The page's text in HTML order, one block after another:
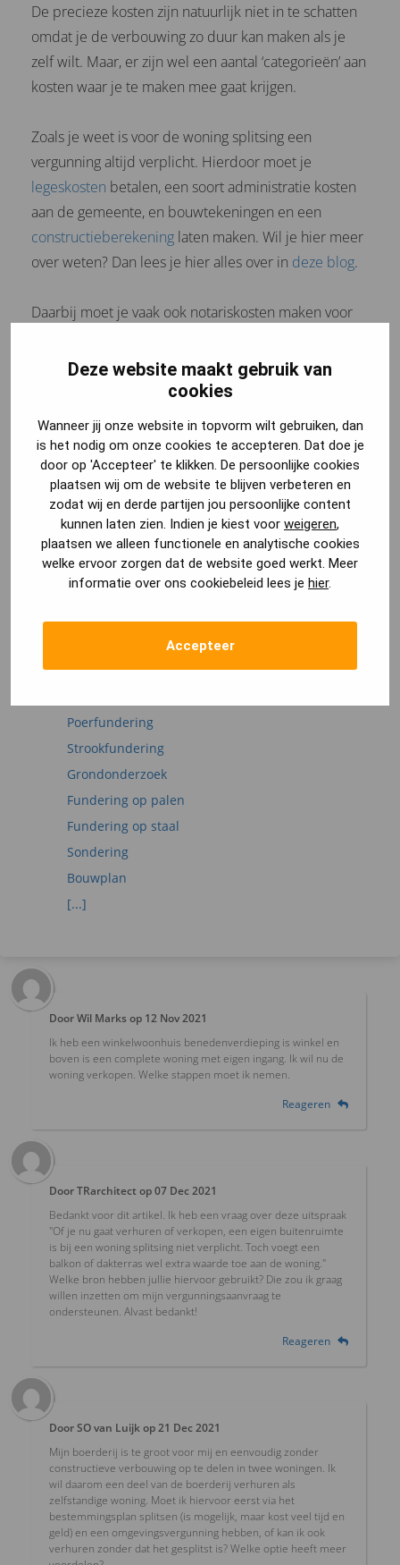
Deze website maakt gebruik van
cookies
Wanneer jij onze website in topvorm wilt gebruiken, dan
is het nodig om onze cookies te accepteren. Dat doe je
door op 'Accepteer' te klikken. De persoonlijke cookies
plaatsen wij om de website te blijven verbeteren en
zodat wij en derde partijen jou persoonlijke content
kunnen laten zien. Indien je kiest voor weigeren,
plaatsen we alleen functionele en analytische cookies
welke ervoor zorgen dat de website goed werkt. Meer
informatie over ons cookiebeleid lees je hier.
Accepteer
De precieze kosten zijn natuurlijk niet in te schatten
omdat je de verbouwing zo duur kan maken als je
zelf wilt. Maar, er zijn wel een aantal ‘categorieën’ aan
kosten waar je te maken mee gaat krijgen.
Zoals je weet is voor de woning splitsing een
vergunning altijd verplicht. Hierdoor moet je
legeskosten betalen, een soort administratie kosten
aan de gemeente, en bouwtekeningen en een
constructieberekening laten maken. Wil je hier meer
over weten? Dan lees je hier alles over in deze blog.
Daarbij moet je vaak ook notariskosten maken voor
van een splitsingsakte. Let wel, de splitsingsakte is
alleen verplicht wanneer je de woning verkoopt.
Tot slot zijn er dan de eerder genoemde
verbouwkosten die volledig afhankelijk zijn van jouw
verbouwing.
Heb je nog vragen over het splitsen van de
woning? Of over andere onderwerpen die je in
deze blog bent tegengekomen?
Dan helpen wij je zo snel mogelijk verder.
Poerfundering
Strookfundering
Grondonderzoek
Fundering op palen
Fundering op staal
Sondering
Bouwplan
[...]
DoorWil Marksop 12 Nov 2021
Ik heb een winkelwoonhuis benedenverdieping is winkel en
boven is een complete woning met eigen ingang. Ik wil nu de
woning verkopen. Welke stappen moet ik nemen.
Reageren
DoorTRarchitectop07 Dec 2021
Bedankt voor dit artikel. Ik heb een vraag over deze uitspraak
"Of je nu gaat verhuren of verkopen, een eigen buitenruimte
is bij een woning splitsing niet verplicht. Toch voegt een
balkon of dakterras wel extra waarde toe aan de woning."
Welke bron hebben jullie hiervoor gebruikt? Die zou ik graag
willen inzetten om mijn vergunningsaanvraag te
ondersteunen. Alvast bedankt!
Reageren
DoorSO van Luijkop21 Dec 2021
Mijn boerderij is te groot voor mij en eenvoudig zonder
constructieve verbouwing op te delen in twee woningen. Ik
wil daarom een deel van de boerderij verhuren als
zelfstandige woning. Moet ik hiervoor eerst via het
bestemmingsplan splitsen (is mogelijk, maar kost veel tijd en
geld) en een omgevingsvergunning hebben, of kan ik ook
verhuren zonder dat het gesplitst is? Welke optie heeft meer